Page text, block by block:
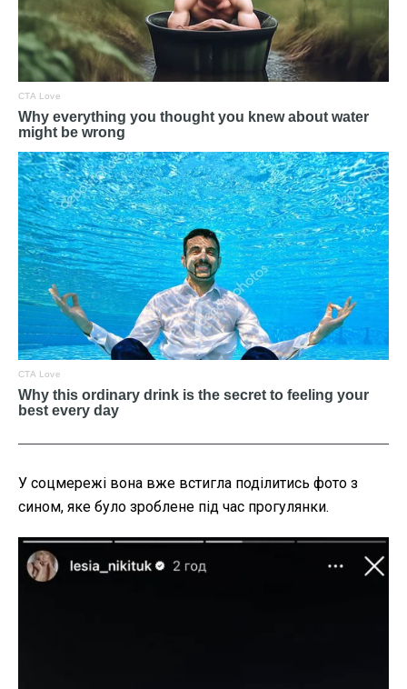
У соцмережі вона вже встигла поділитись фото з
сином, яке було зроблене під час прогулянки.